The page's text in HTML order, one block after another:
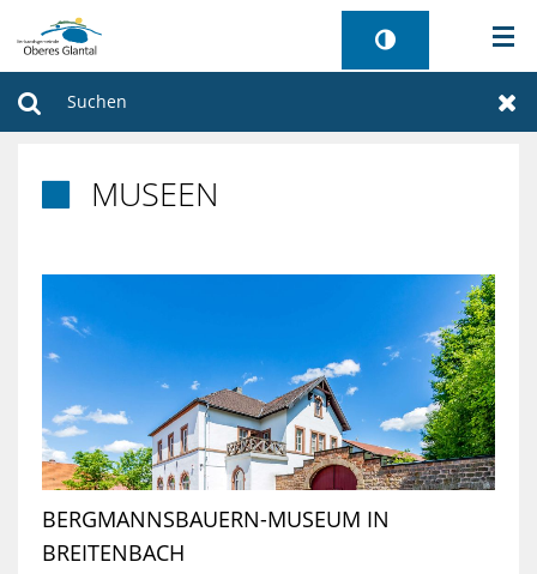
AKTUELLES
GEMEINDEN
TOURISMUS
SANIERUNG FREIBAD
MUSEEN
BERGMANNSBAUERN-MUSEUM IN
BREITENBACH